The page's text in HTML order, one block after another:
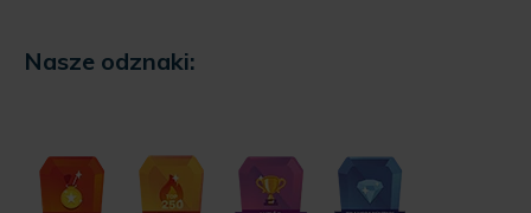
Nasze odznaki: